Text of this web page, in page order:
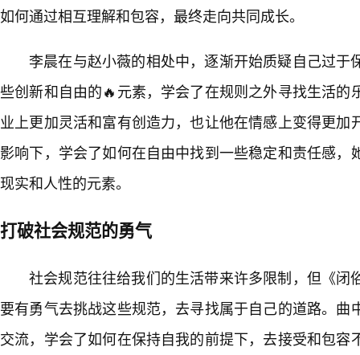
如何通过相互理解和包容，最终走向共同成长。
李晨在与赵小薇的相处中，逐渐开始质疑自己过于
些创新和自由的🔥元素，学会了在规则之外寻找生活的
业上更加灵活和富有创造力，也让他在情感上变得更加
影响下，学会了如何在自由中找到一些稳定和责任感，
现实和人性的元素。
打破社会规范的勇气
社会规范往往给我们的生活带来许多限制，但《闭
要有勇气去挑战这些规范，去寻找属于自己的道路。曲
交流，学会了如何在保持自我的前提下，去接受和包容